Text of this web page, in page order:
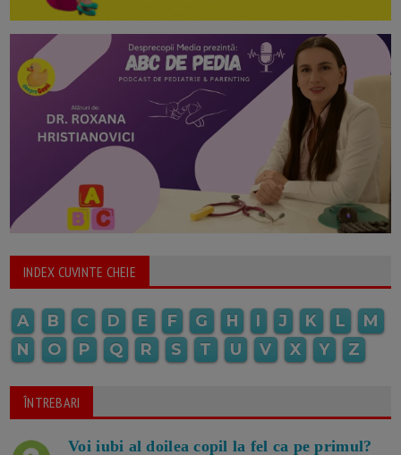
INDEX CUVINTE CHEIE
A B C D E F G H I J K L
M
N
O P Q R S T U V X Y Z
ÎNTREBARI
Voi iubi al doilea copil la fel ca pe primul?